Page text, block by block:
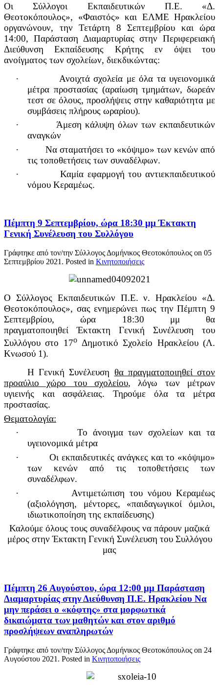
Οι Σύλλογοι Εκπαιδευτικών Π.Ε. «Δ.
Θεοτοκόπουλος», «Φαιστός» και ΕΛΜΕ Ηρακλείου
οργανώνουν, την Τετάρτη 8 Σεπτεμβρίου και ώρα
14:00, Παράσταση Διαμαρτυρίας στην Περιφερειακή
Διεύθυνση Εκπαίδευσης Κρήτης εν όψει του
ανοίγματος των σχολείων, διεκδικώντας:
·
Ανοιχτά σχολεία με όλα τα υγειονομικά
μέτρα προστασίας (αραίωση τμημάτων, δωρεάν
τεστ σε όλους, προσλήψεις στην καθαριότητα με
συμβάσεις πλήρους ωραρίου).
·
Άμεση κάλυψη όλων των εκπαιδευτικών
αναγκών
·
Να σταματήσει το «κόψιμο» των κενών από
τις τοποθετήσεις των συναδέλφων.
·
Καμία εφαρμογή του αντιεκπαιδευτικού
νόμου Κεραμέως.
Πέμπτη 9 Σεπτεμβρίου, ώρα 18:30 μμ Έκτακτη
Γενική Συνέλευση του Συλλόγου
Γράφτηκε από τον/την Σύλλογος Δομήνικος Θεοτοκόπουλος on 05
Σεπτεμβρίου 2021 . Posted in Κινητοποιήσεις
Ο Σύλλογος Εκπαιδευτικών Π.Ε. ν. Ηρακλείου «Δ.
Θεοτοκόπουλος», σας ενημερώνει πως την Πέμπτη 9
Σεπτεμβρίου, ώρα 18:30 μμ θα
πραγματοποιηθεί Έκτακτη Γενική Συνέλευση του
Συλλόγου στο 17οΔημοτικό Σχολείο Ηρακλείου (Λ.
Κνωσού 1).
Η Γενική Συνέλευση θα πραγματοποιηθεί στον
προαύλιο χώρο του σχολείου, λόγω των μέτρων
υγιεινής και ασφάλειας. Τηρούμε όλα τα μέτρα
προστασίας.
Θεματολογία:
·
Το άνοιγμα των σχολείων και τα
υγειονομικά μέτρα
·
Οι εκπαιδευτικές ανάγκες και το «κόψιμο»
των κενών από τις τοποθετήσεις των
συναδέλφων.
·
Αντιμετώπιση του νόμου Κεραμέως
(αξιολόγηση, μέντορες, «παιδαγωγικοί όμιλοι,
ιδιωτικοποίηση της εκπαίδευσης)
Καλούμε όλους τους συναδέλφους να πάρουν μαζικά
μέρος στην Έκτακτη Γενική Συνέλευση του Συλλόγου
μας
Πέμπτη 26 Αυγούστου, ώρα 12:00 μμ Παράσταση
Διαμαρτυρίας στην Διεύθυνση Π.Ε. Ηρακλείου Να
μην περάσει ο «κόφτης» στα μορφωτικά
δικαιώματα των μαθητών και στον αριθμό
προσλήψεων αναπληρωτών
Γράφτηκε από τον/την Σύλλογος Δομήνικος Θεοτοκόπουλος on 24
Αυγούστου 2021 . Posted in Κινητοποιήσεις